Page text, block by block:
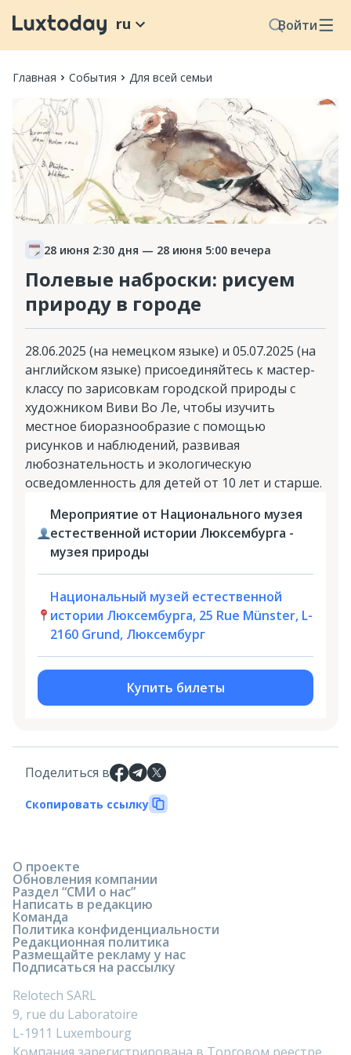
Войти
ru
Главная События Для всей семьи
28 июня 2:30 дня — 28 июня 5:00 вечера
Полевые наброски: рисуем
природу в городе
28.06.2025 (на немецком языке) и 05.07.2025 (на
английском языке) присоединяйтесь к мастер-
классу по зарисовкам городской природы с
художником Виви Во Ле, чтобы изучить
местное биоразнообразие с помощью
рисунков и наблюдений, развивая
любознательность и экологическую
осведомленность для детей от 10 лет и старше.
Мероприятие от Национального музея
естественной истории Люксембурга -
музея природы
Национальный музей естественной
истории Люксембурга, 25 Rue Münster, L-
2160 Grund, Люксембург
Купить билеты
Поделиться в
Скопировать ссылку
О проекте
Обновления компании
Раздел “СМИ о нас”
Написать в редакцию
Команда
Политика конфиденциальности
Редакционная политика
Размещайте рекламу у нас
Подписаться на рассылку
Relotech SARL
9, rue du Laboratoire
L-1911 Luxembourg